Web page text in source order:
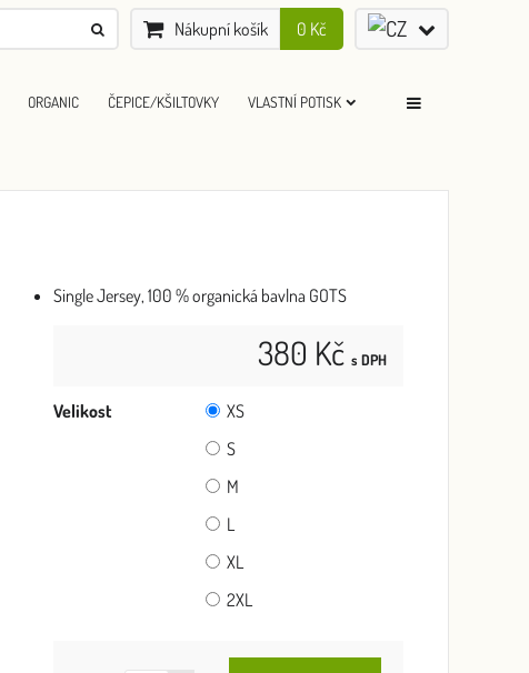
Nákupní košík 0 Kč
ORGANIC ČEPICE/KŠILTOVKY VLASTNÍ POTISK
Single Jersey, 100 % organická bavlna GOTS
380 Kč s DPH
Velikost
XS
S
M
L
XL
2XL